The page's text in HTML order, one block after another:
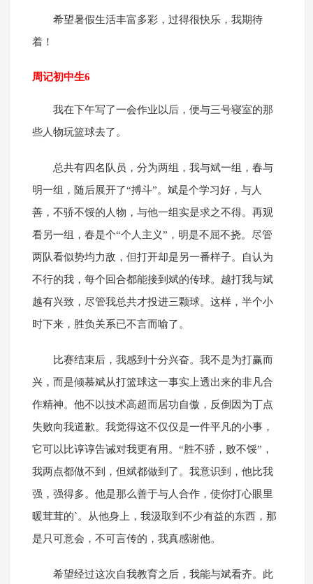
希望暑假生活丰富多彩，过得很快乐，我期待
着！
周记初中生6
我在下午写了一会作业以后，便与三号寝室的那
些人物玩篮球去了。
总共有四名队员，分为两组，我与斌一组，春与
明一组，随后展开了“搏斗”。斌是个学习好，与人
善，不骄不馁的人物，与他一组实是求之不得。再观
看另一组，春是个“个人主义”，明是不屈不挠。尽管
两队看似势均力敌，但打开却是另一番样子。自认为
不行的我，每个回合都能接到斌的传球。越打我与斌
越有兴致，尽管我总共才投进三颗球。这样，半个小
时下来，胜负关系已不言而喻了。
比赛结束后，我感到十分兴奋。我不是为打赢而
兴，而是倾慕斌从打篮球这一事实上透出来的非凡合
作精神。他不以技术高超而居功自傲，反倒因为丁点
失败向我道歉。我觉得这不仅仅是一件平凡的小事，
它可以比谆谆告诫对我更有用。“胜不骄，败不馁”，
我两点都做不到，但斌都做到了。我意识到，他比我
强，强得多。他是那么善于与人合作，使你打心眼里
暖茸茸的`。从他身上，我汲取到不少有益的东西，那
是只可意会，不可言传的，我真感谢他。
希望经过这次自我教育之后，我能与斌看齐。此